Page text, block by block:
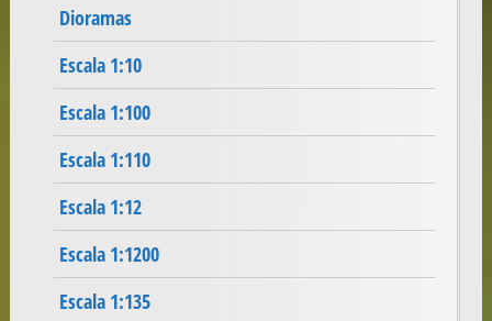
Dioramas
Escala 1:10
Escala 1:100
Escala 1:110
Escala 1:12
Escala 1:1200
Escala 1:135